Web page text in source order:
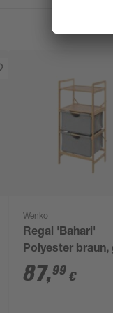
Wenko
Regal 'Bahari'
Polyester braun,
44 x 96 x 34 cm
87,99 €